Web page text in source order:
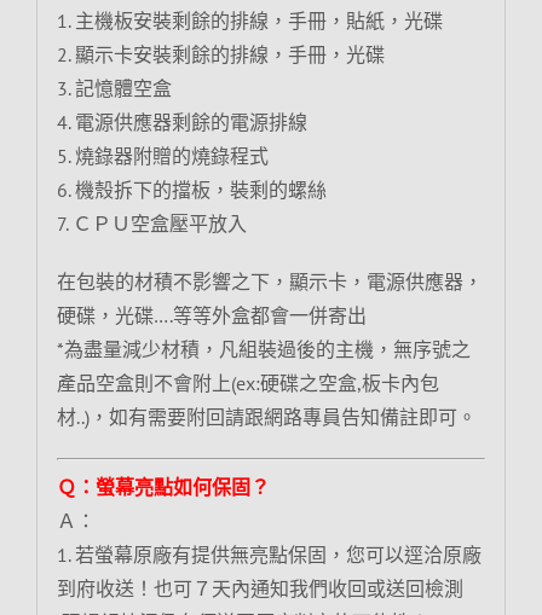
1. 主機板安裝剩餘的排線，手冊，貼紙，光碟
2. 顯示卡安裝剩餘的排線，手冊，光碟
3. 記憶體空盒
4. 電源供應器剩餘的電源排線
5. 燒錄器附贈的燒錄程式
6. 機殼拆下的擋板，裝剩的螺絲
7. ＣＰＵ空盒壓平放入
在包裝的材積不影響之下，顯示卡，電源供應器，
硬碟，光碟….等等外盒都會一併寄出
*為盡量減少材積，凡組裝過後的主機，無序號之
產品空盒則不會附上(ex:硬碟之空盒,板卡內包
材..)，如有需要附回請跟網路專員告知備註即可。
Ｑ：螢幕亮點如何保固？
Ａ：
1. 若螢幕原廠有提供無亮點保固，您可以逕洽原廠
到府收送！也可７天內通知我們收回或送回檢測